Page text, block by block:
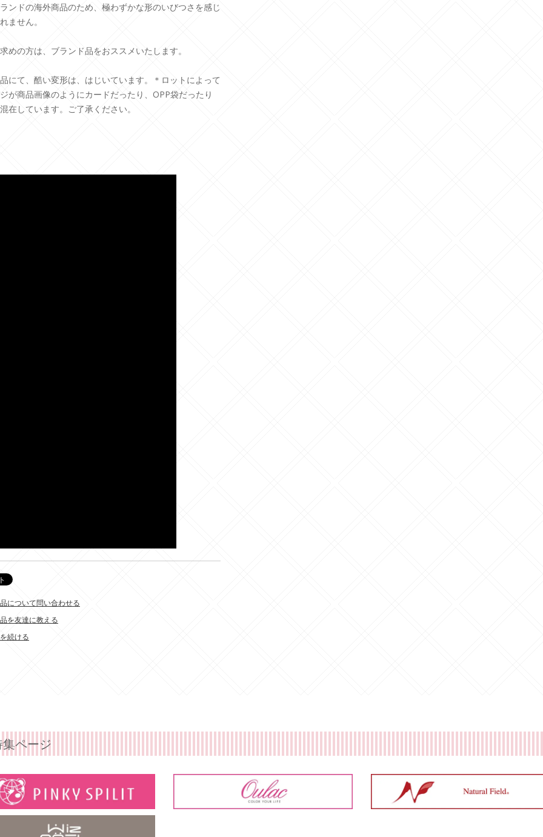
ンドの海外商品のため、極わずかな形のいびつさを感じ
ません。
めの方は、ブランド品をおススメいたします。
にて、酷い変形は、はじいています。＊ロットによって
が商品画像のようにカードだったり、OPP袋だったり
在しています。ご了承ください。
について問い合わせる
を友達に教える
続ける